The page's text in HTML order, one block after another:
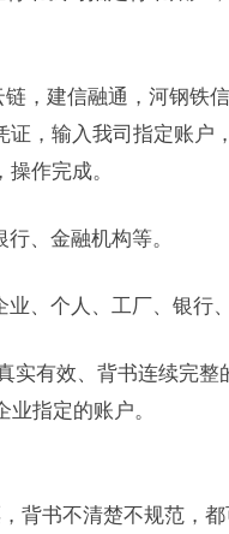
，建信融通，河钢铁
证，输入我司指定账户
作完成。
、金融机构等。
、个人、工厂、银行
实有效、背书连续完
指定的账户。
背书不清楚不规范，都